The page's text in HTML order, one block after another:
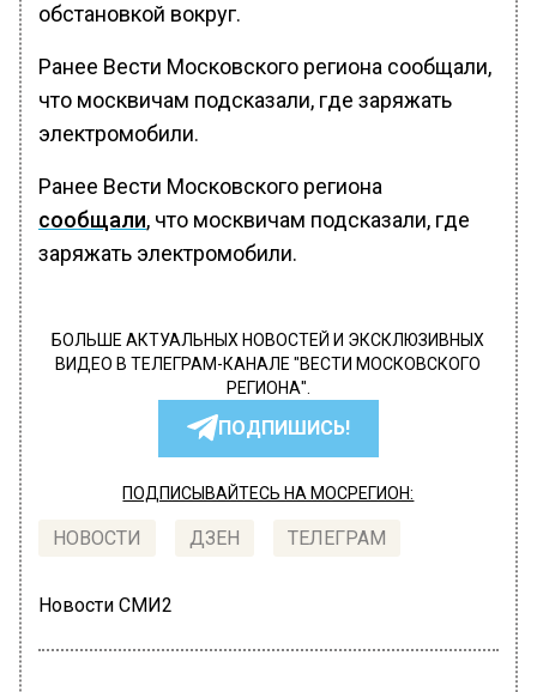
обстановкой вокруг.
Ранее Вести Московского региона сообщали,
что москвичам подсказали, где заряжать
электромобили.
Ранее Вести Московского региона
сообщали, что москвичам подсказали, где
заряжать электромобили.
БОЛЬШЕ АКТУАЛЬНЫХ НОВОСТЕЙ И ЭКСКЛЮЗИВНЫХ
ВИДЕО В ТЕЛЕГРАМ-КАНАЛЕ "ВЕСТИ МОСКОВСКОГО
РЕГИОНА".
ПОДПИШИСЬ!
ПОДПИСЫВАЙТЕСЬ НА МОСРЕГИОН:
НОВОСТИ ДЗЕН ТЕЛЕГРАМ
Новости СМИ2